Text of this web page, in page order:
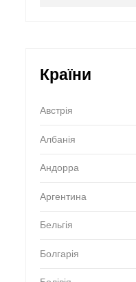
Країни
Австрія
Албанія
Андорра
Аргентина
Бельгія
Болгарія